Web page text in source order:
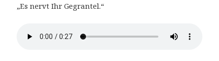
„Es nervt Ihr Gegrantel.“